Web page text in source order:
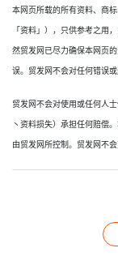
本网页所载的所有资料、商
「资料」），只供参考之用
然贸发网已尽力确保本网页
误。贸发网不会对任何错误或
贸发网不会对使用或任何人
丶资料损失）承担任何赔偿
由贸发网所控制。贸发网不